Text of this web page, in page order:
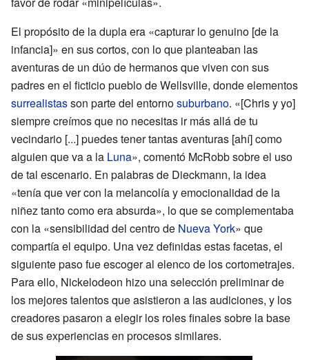
El propósito de la dupla era «capturar lo genuino [de la
infancia]» en sus cortos, con lo que planteaban las
aventuras de un dúo de hermanos que viven con sus
padres en el ficticio pueblo de Wellsville, donde elementos
surrealistasson parte del entornosuburbano. «[Chris y yo]
siempre creímos que no necesitas ir más allá de tu
vecindario [...] puedes tener tantas aventuras [ahí] como
alguien que va a la Luna», comentó McRobb sobre el uso
de tal escenario. En palabras de Dieckmann, la idea
«tenía que ver con la melancolía y emocionalidad de la
niñez tanto como era absurda», lo que se complementaba
con la «sensibilidad del centro de Nueva York» que
compartía el equipo. Una vez definidas estas facetas, el
siguiente paso fue escoger al elenco de los cortometrajes.
Para ello, Nickelodeon hizo una selección preliminar de
los mejores talentos que asistieron a las audiciones, y los
creadores pasaron a elegir los roles finales sobre la base
de sus experiencias en procesos similares.